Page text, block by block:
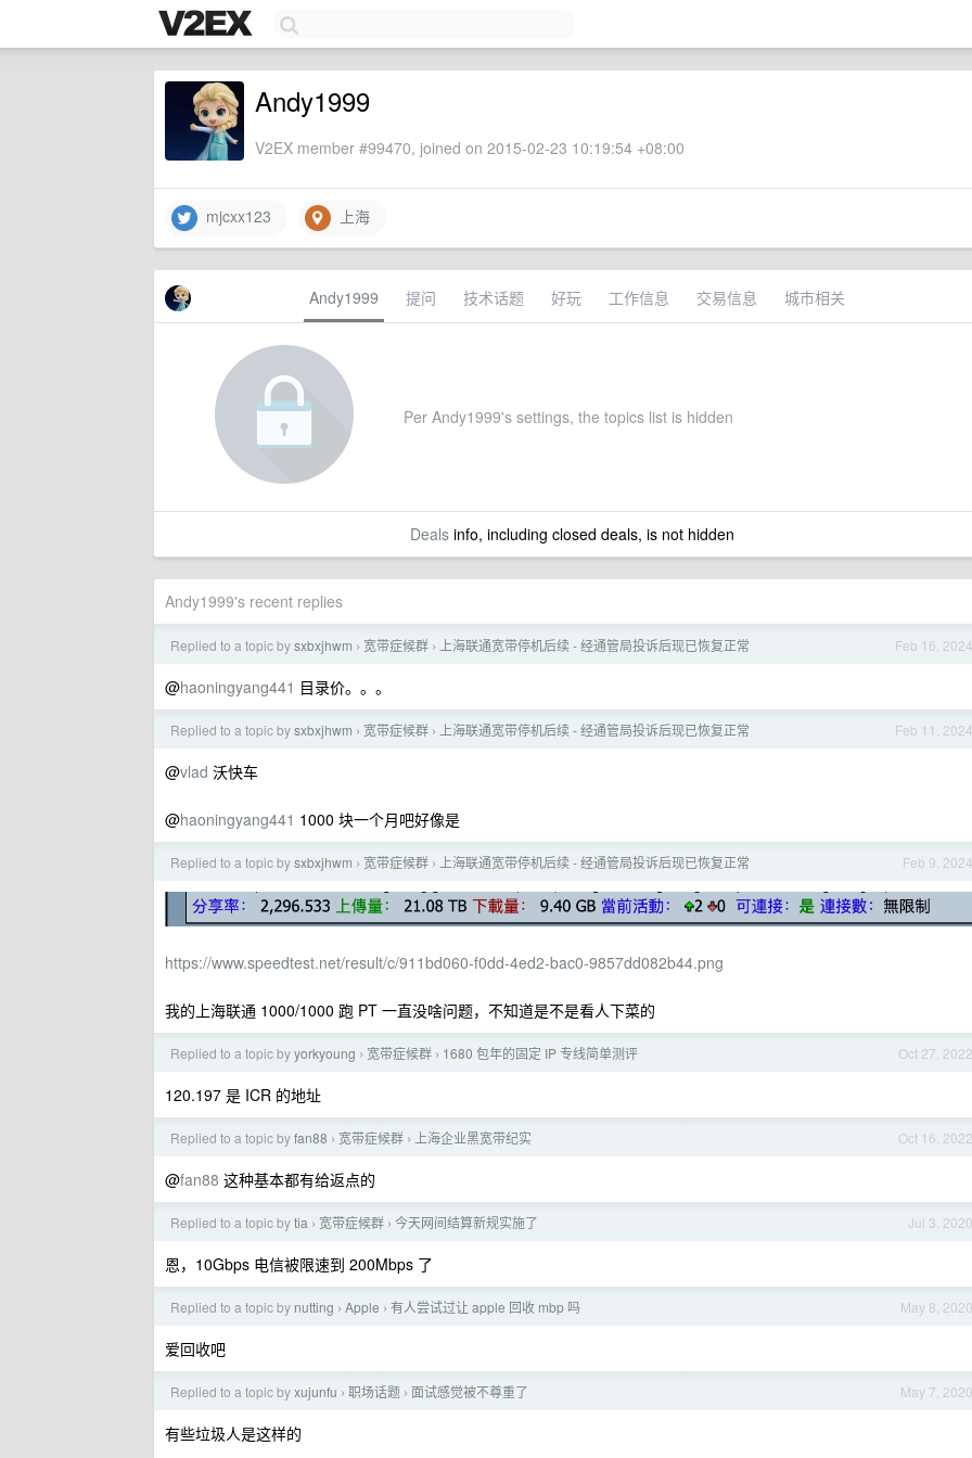
Andy1999
V2EX member #99470, joined on 2015-02-23 10:19:54 +08:00
mjcxx123 上海
Andy1999 提问 技术话题 好玩 工作信息 交易信息 城市相关
Per Andy1999's settings, the topics list is hidden
Dealsinfo, including closed deals, is not hidden
Andy1999's recent replies
Feb 16, 2024
Replied to a topic bysxbxjhwm › 宽带症候群 › 上海联通宽带停机后续 - 经通管局投诉后现已恢复正常
@haoningyang441 目录价。。。
Feb 11, 2024
Replied to a topic bysxbxjhwm › 宽带症候群 › 上海联通宽带停机后续 - 经通管局投诉后现已恢复正常
@vlad 沃快车
@haoningyang441 1000 块一个月吧好像是
Feb 9, 2024
Replied to a topic bysxbxjhwm › 宽带症候群 › 上海联通宽带停机后续 - 经通管局投诉后现已恢复正常
https://www.speedtest.net/result/c/911bd060-f0dd-4ed2-bac0-9857dd082b44.png
我的上海联通 1000/1000 跑 PT 一直没啥问题，不知道是不是看人下菜的
Oct 27, 2022
Replied to a topic byyorkyoung › 宽带症候群 › 1680 包年的固定 IP 专线简单测评
120.197 是 ICR 的地址
Oct 16, 2022
Replied to a topic byfan88 › 宽带症候群 › 上海企业黑宽带纪实
@fan88 这种基本都有给返点的
Jul 3, 2020
Replied to a topic bytia › 宽带症候群 › 今天网间结算新规实施了
恩，10Gbps 电信被限速到 200Mbps 了
May 8, 2020
Replied to a topic by nutting › Apple › 有人尝试过让 apple 回收 mbp 吗
爱回收吧
May 7, 2020
Replied to a topic byxujunfu › 职场话题 › 面试感觉被不尊重了
有些垃圾人是这样的